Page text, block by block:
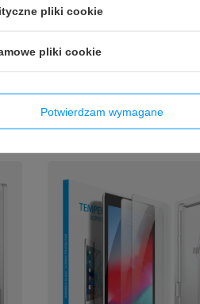
Szkło Ochronne na aparat
pliki cookie
pliki cookie
Potwierdzam wymagane